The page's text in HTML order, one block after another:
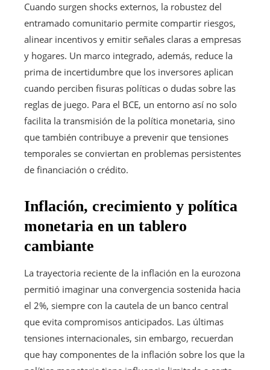
Cuando surgen shocks externos, la robustez del
entramado comunitario permite compartir riesgos,
alinear incentivos y emitir señales claras a empresas
y hogares. Un marco integrado, además, reduce la
prima de incertidumbre que los inversores aplican
cuando perciben fisuras políticas o dudas sobre las
reglas de juego. Para el BCE, un entorno así no solo
facilita la transmisión de la política monetaria, sino
que también contribuye a prevenir que tensiones
temporales se conviertan en problemas persistentes
de financiación o crédito.
Inflación, crecimiento y política
monetaria en un tablero
cambiante
La trayectoria reciente de la inflación en la eurozona
permitió imaginar una convergencia sostenida hacia
el 2%, siempre con la cautela de un banco central
que evita compromisos anticipados. Las últimas
tensiones internacionales, sin embargo, recuerdan
que hay componentes de la inflación sobre los que la